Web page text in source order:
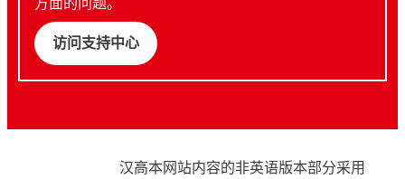
方面的问题。
访问支持中心
汉高本网站内容的非英语版本部分采用